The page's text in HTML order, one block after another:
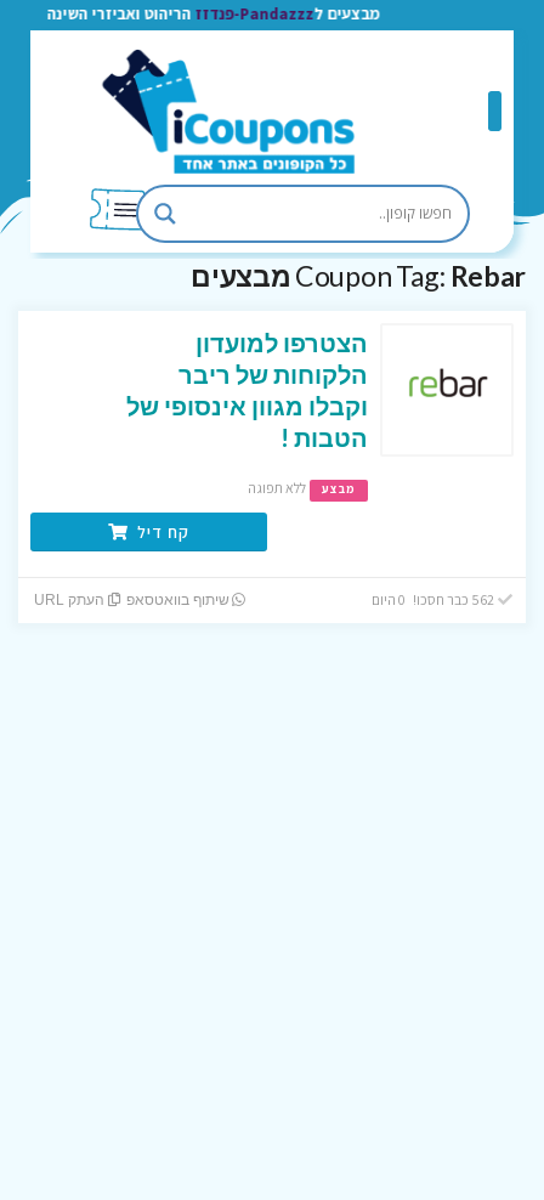
מבצעים לPandazzz-פנדזז הריהוט ואביזרי השינה
Coupon Tag: Rebar מבצעים
הצטרפו למועדון
הלקוחות של ריבר
וקבלו מגוון אינסופי של
הטבות !
מבצע ללא תפוגה
קח דיל
562 כבר חסכו! 0 היום שיתוף בוואטסאפ העתק URL